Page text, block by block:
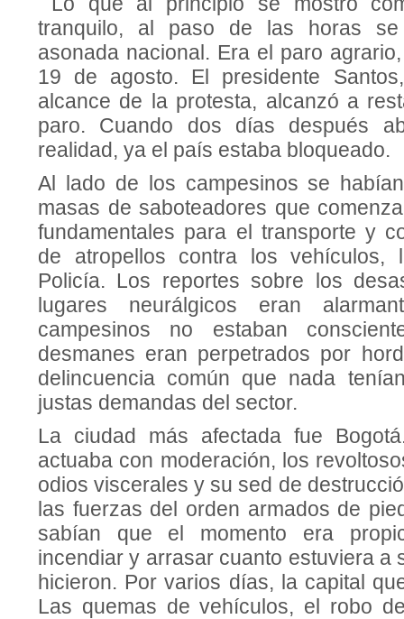
tranquilo, al paso de las horas
asonada nacional. Era el paro
19 de agosto. El presidente
alcance de la protesta, alcanzó a
paro. Cuando dos días después
realidad, ya el país estaba bloqueado.
Al lado de los campesinos se
masas de saboteadores que
fundamentales para el transporte y
de atropellos contra los vehículos,
Policía. Los reportes sobre los
lugares neurálgicos eran
campesinos no estaban
desmanes eran perpetrados por
delincuencia común que nada
justas demandas del sector.
La ciudad más afectada fue
actuaba con moderación, los
odios viscerales y su sed de
las fuerzas del orden armados de
sabían que el momento era
incendiar y arrasar cuanto estuviera a
hicieron. Por varios días, la capital
Las quemas de vehículos, el robo